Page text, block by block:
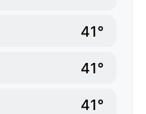
41°
41°
41°